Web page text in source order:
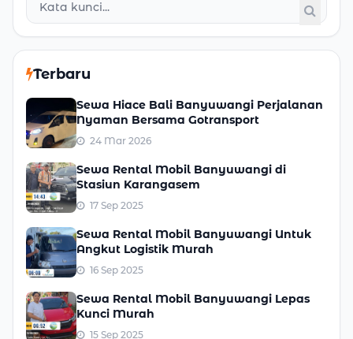
Terbaru
Sewa Hiace Bali Banyuwangi Perjalanan
Nyaman Bersama Gotransport
24 Mar 2026
Sewa Rental Mobil Banyuwangi di
Stasiun Karangasem
17 Sep 2025
Sewa Rental Mobil Banyuwangi Untuk
Angkut Logistik Murah
16 Sep 2025
Sewa Rental Mobil Banyuwangi Lepas
Kunci Murah
15 Sep 2025